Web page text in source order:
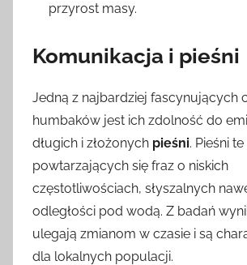
przyrost masy.
Komunikacja i pieśni
Jedną z najbardziej fascynujących
humbaków jest ich zdolność do
długich i złożonych pieśni. Pieśni
powtarzających się fraz o niskich
częstotliwościach, słyszalnych
odległości pod wodą. Z badań
ulegają zmianom w czasie i są
dla lokalnych populacji.